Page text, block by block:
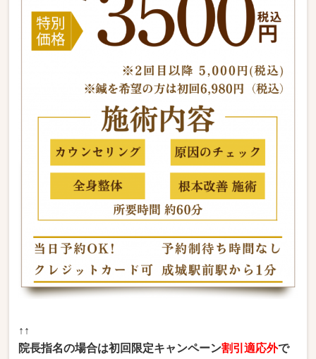
↑↑
院長指名の場合は初回限定キャンペーン割引適応外で